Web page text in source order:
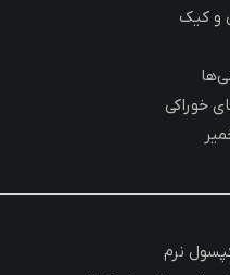
و کیک
خوراکی
نرم